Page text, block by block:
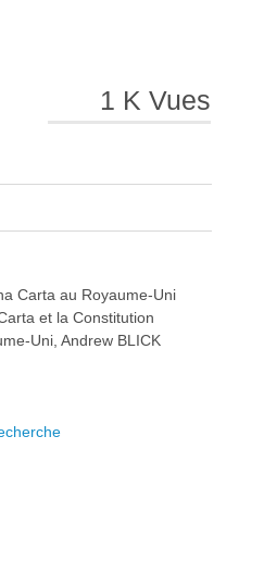
r
e
r
e
1 K Vues
Carta au Royaume-Uni
et la Constitution
Uni, Andrew BLICK